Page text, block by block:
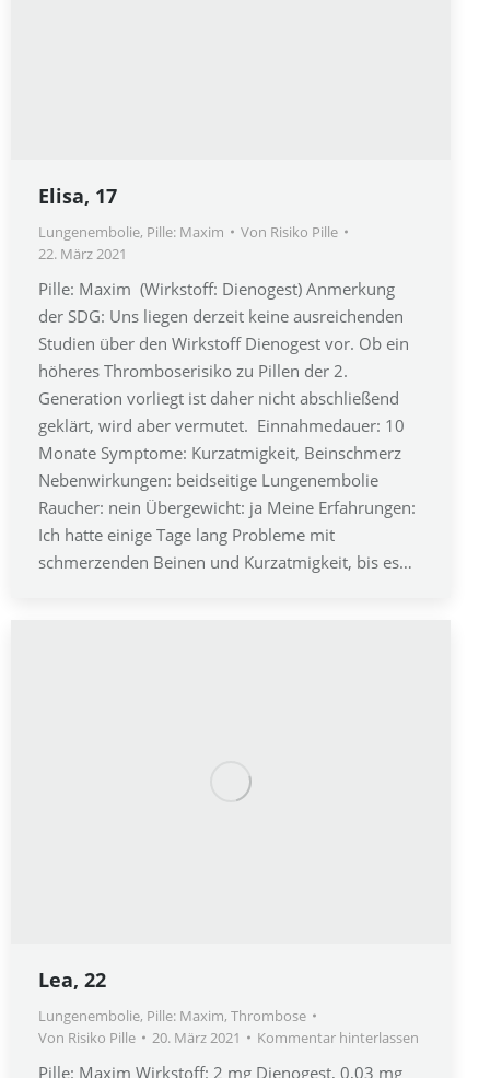
Elisa, 17
Lungenembolie, Pille: Maxim Von Risiko Pille
22. März 2021
Pille: Maxim (Wirkstoff: Dienogest) Anmerkung
der SDG: Uns liegen derzeit keine ausreichenden
Studien über den Wirkstoff Dienogest vor. Ob ein
höheres Thromboserisiko zu Pillen der 2.
Generation vorliegt ist daher nicht abschließend
geklärt, wird aber vermutet. Einnahmedauer: 10
Monate Symptome: Kurzatmigkeit, Beinschmerz
Nebenwirkungen: beidseitige Lungenembolie
Raucher: nein Übergewicht: ja Meine Erfahrungen:
Ich hatte einige Tage lang Probleme mit
schmerzenden Beinen und Kurzatmigkeit, bis es…
Lea, 22
Lungenembolie, Pille: Maxim, Thrombose
Von Risiko Pille 20. März 2021 Kommentar hinterlassen
Pille: Maxim Wirkstoff: 2 mg Dienogest, 0,03 mg